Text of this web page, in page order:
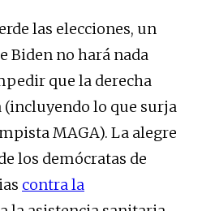
las elecciones, un
Biden no hará nada
que la derecha
(incluyendo lo que surja
MAGA). La alegre
los demócratas de
contra la